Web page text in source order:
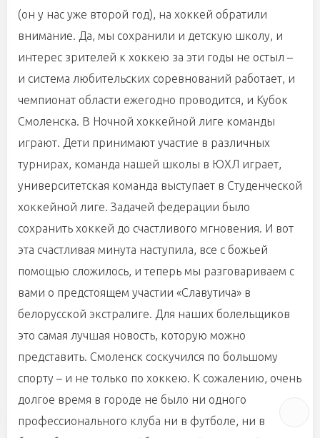
(он у нас уже второй год), на хоккей обратили
внимание. Да, мы сохранили и детскую школу, и
интерес зрителей к хоккею за эти годы не остыл –
и система любительских соревнований работает, и
чемпионат области ежегодно проводится, и Кубок
Смоленска. В Ночной хоккейной лиге команды
играют. Дети принимают участие в различных
турнирах, команда нашей школы в ЮХЛ играет,
университетская команда выступает в Студенческой
хоккейной лиге. Задачей федерации было
сохранить хоккей до счастливого мгновения. И вот
эта счастливая минута наступила, все с божьей
помощью сложилось, и теперь мы разговариваем с
вами о предстоящем участии «Славутича» в
белорусской экстралиге. Для наших болельщиков
это самая лучшая новость, которую можно
представить. Смоленск соскучился по большому
спорту – и не только по хоккею. К сожалению, очень
долгое время в городе не было ни одного
профессионального клуба ни в футболе, ни в